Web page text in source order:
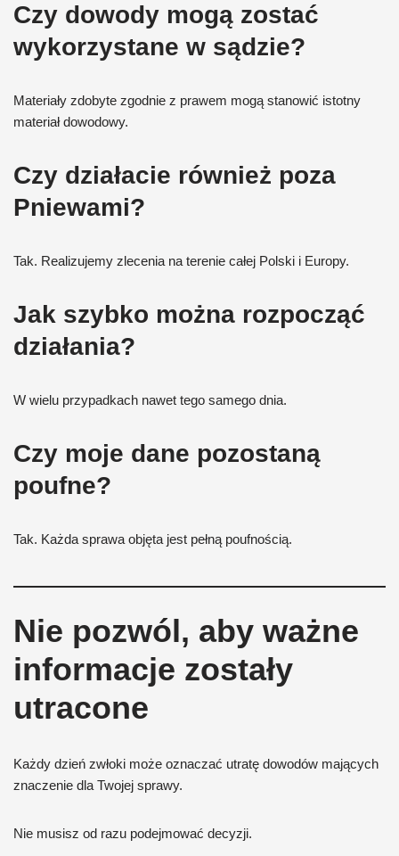
Czy dowody mogą zostać
wykorzystane w sądzie?
Materiały zdobyte zgodnie z prawem mogą stanowić istotny
materiał dowodowy.
Czy działacie również poza
Pniewami?
Tak. Realizujemy zlecenia na terenie całej Polski i Europy.
Jak szybko można rozpocząć
działania?
W wielu przypadkach nawet tego samego dnia.
Czy moje dane pozostaną
poufne?
Tak. Każda sprawa objęta jest pełną poufnością.
Nie pozwól, aby ważne
informacje zostały
utracone
Każdy dzień zwłoki może oznaczać utratę dowodów mających
znaczenie dla Twojej sprawy.
Nie musisz od razu podejmować decyzji.